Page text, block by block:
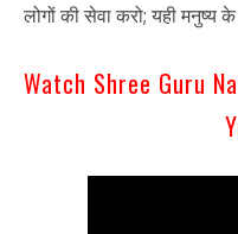
लोगों की सेवा करो; यही मनुष्य
Watch Shree Guru